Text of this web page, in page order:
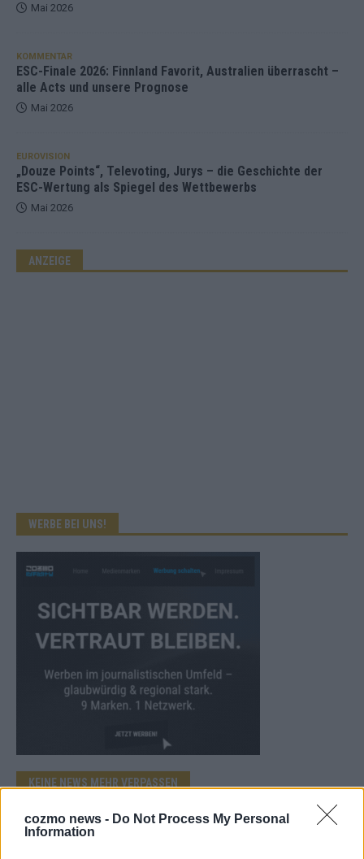
cozmo news - Do Not Process My Personal
Information
Mai 2026
KOMMENTAR
ESC-Finale 2026: Finnland Favorit, Australien überrascht –
alle Acts und unsere Prognose
Mai 2026
EUROVISION
„Douze Points“, Televoting, Jurys – die Geschichte der
ESC-Wertung als Spiegel des Wettbewerbs
Mai 2026
ANZEIGE
WERBE BEI UNS!
KEINE NEWS MEHR VERPASSEN